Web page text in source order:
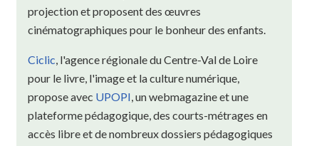
projection et proposent des œuvres
cinématographiques pour le bonheur des enfants.
Ciclic , l'agence régionale du Centre-Val de Loire
pour le livre, l'image et la culture numérique,
propose avec UPOPI , un webmagazine et une
plateforme pédagogique, des courts-métrages en
accès libre et de nombreux dossiers pédagogiques